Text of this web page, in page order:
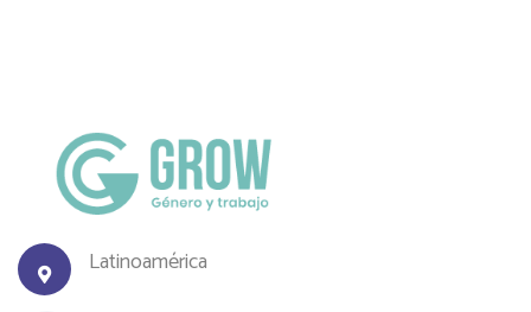
Latinoamérica